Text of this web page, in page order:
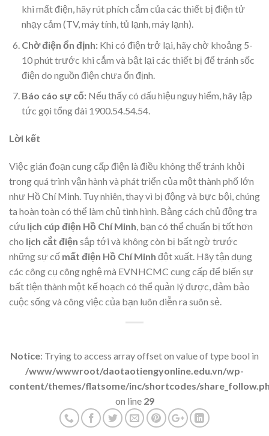
khi mất điện, hãy rút phích cắm của các thiết bị điện tử
nhạy cảm (TV, máy tính, tủ lạnh, máy lạnh).
Chờ điện ổn định:Khi có điện trở lại, hãy chờ khoảng 5-
10 phút trước khi cắm và bật lại các thiết bị để tránh sốc
điện do nguồn điện chưa ổn định.
Báo cáo sự cố:Nếu thấy có dấu hiệu nguy hiểm, hãy lập
tức gọi tổng đài 1900.54.54.54.
Lời kết
Việc gián đoạn cung cấp điện là điều không thể tránh khỏi
trong quá trình vận hành và phát triển của một thành phố lớn
như Hồ Chí Minh. Tuy nhiên, thay vì bị động và bực bội, chúng
ta hoàn toàn có thể làm chủ tình hình. Bằng cách chủ động tra
cứu lịch cúp điện Hồ Chí Minh , bạn có thể chuẩn bị tốt hơn
cho lịch cắt điện sắp tới và không còn bị bất ngờ trước
những sự cố mất điện Hồ Chí Minh đột xuất. Hãy tận dụng
các công cụ công nghệ mà EVNHCMC cung cấp để biến sự
bất tiện thành một kế hoạch có thể quản lý được, đảm bảo
cuộc sống và công việc của bạn luôn diễn ra suôn sẻ.
Notice: Trying to access array offset on value of type bool in
/www/wwwroot/daotaotiengyonline.edu.vn/wp-
content/themes/flatsome/inc/shortcodes/
on line 29